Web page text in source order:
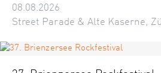
08.08.2026
Street Parade & Alte Kaserne,